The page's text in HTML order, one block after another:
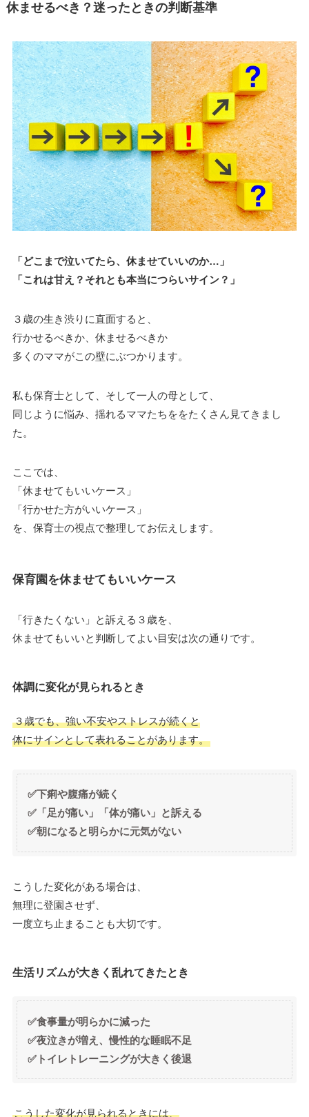
休ませるべき？迷ったときの判断基準
「どこまで泣いてたら、休ませていいのか…」
「これは甘え？それとも本当につらいサイン？」
３歳の生き渋りに直面すると、
行かせるべきか、休ませるべきか
多くのママがこの壁にぶつかります。
私も保育士として、そして一人の母として、
同じように悩み、揺れるママたちををたくさん見てきまし
た。
ここでは、
「休ませてもいいケース」
「行かせた方がいいケース」
を、保育士の視点で整理してお伝えします。
保育園を休ませてもいいケース
「行きたくない」と訴える３歳を、
休ませてもいいと判断してよい目安は次の通りです。
体調に変化が見られるとき
３歳でも、強い不安やストレスが続くと
体にサインとして表れることがあります。
✅下痢や腹痛が続く
✅「足が痛い」「体が痛い」と訴える
✅朝になると明らかに元気がない
こうした変化がある場合は、
無理に登園させず、
一度立ち止まることも大切です。
生活リズムが大きく乱れてきたとき
✅食事量が明らかに減った
✅夜泣きが増え、慢性的な睡眠不足
✅トイレトレーニングが大きく後退
こうした変化が見られるときには、